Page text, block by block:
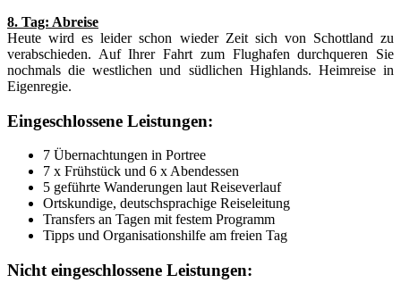
8. Tag: Abreise
Heute wird es leider schon wieder Zeit sich von Schottland zu
verabschieden. Auf Ihrer Fahrt zum Flughafen durchqueren Sie
nochmals die westlichen und südlichen Highlands. Heimreise in
Eigenregie.
Eingeschlossene Leistungen:
7 Übernachtungen in Portree
7 x Frühstück und 6 x Abendessen
5 geführte Wanderungen laut Reiseverlauf
Ortskundige, deutschsprachige Reiseleitung
Transfers an Tagen mit festem Programm
Tipps und Organisationshilfe am freien Tag
Nicht eingeschlossene Leistungen: